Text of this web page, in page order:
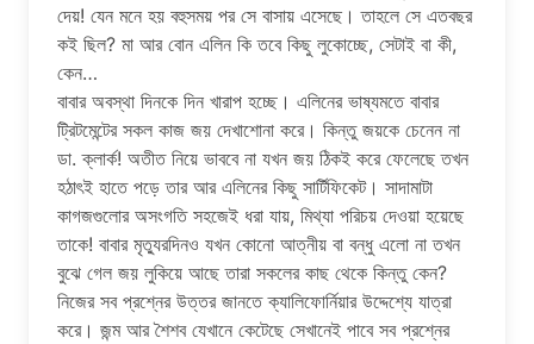
দেয়! যেন মনে হয় বহুসময় পর সে বাসায় এসেছে। তাহলে সে এতবছর
কই ছিল? মা আর বোন এলিন কি তবে কিছু লুকোচ্ছে, সেটাই বা কী,
কেন…
বাবার অবস্থা দিনকে দিন খারাপ হচ্ছে। এলিনের ভাষ্যমতে বাবার
ট্রিটমেন্টের সকল কাজ জয় দেখাশোনা করে। কিন্তু জয়কে চেনেন না
ডা. ক্লার্ক! অতীত নিয়ে ভাববে না যখন জয় ঠিকই করে ফেলেছে তখন
হঠাৎই হাতে পড়ে তার আর এলিনের কিছু সার্টিফিকেট। সাদামাটা
কাগজগুলোর অসংগতি সহজেই ধরা যায়, মিথ্যা পরিচয় দেওয়া হয়েছে
তাকে! বাবার মৃত্যুরদিনও যখন কোনো আত্নীয় বা বন্ধু এলো না তখন
বুঝে গেল জয় লুকিয়ে আছে তারা সকলের কাছ থেকে কিন্তু কেন?
নিজের সব প্রশ্নের উত্তর জানতে ক্যালিফোর্নিয়ার উদ্দেশ্যে যাত্রা
করে। জন্ম আর শৈশব যেখানে কেটেছে সেখানেই পাবে সব প্রশ্নের